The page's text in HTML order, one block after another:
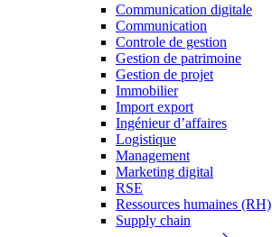
Communication digitale
Communication
Controle de gestion
Gestion de patrimoine
Gestion de projet
Immobilier
Import export
Ingénieur d’affaires
Logistique
Management
Marketing digital
RSE
Ressources humaines (RH)
Supply chain